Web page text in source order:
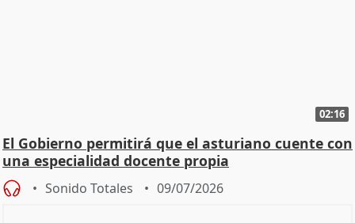
02:16
El Gobierno permitirá que el asturiano cuente con
una especialidad docente propia
Sonido Totales 09/07/2026